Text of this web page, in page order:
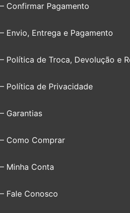
– Confirmar Pagamento
– Envio, Entrega e Pagamento
– Política de Troca, Devolução e
– Política de Privacidade
– Garantias
– Como Comprar
– Minha Conta
– Fale Conosco